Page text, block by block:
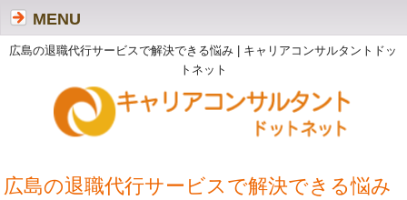
広島の退職代行サービスで解決できる悩み | キャリアコンサルタントドッ
トネット
MENU
広島の退職代行サービスで解決できる悩み